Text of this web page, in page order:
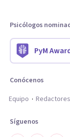
Psicólogos
PyM
Conócenos
Equipo
Redactores
Síguenos